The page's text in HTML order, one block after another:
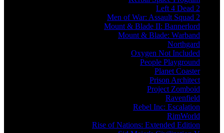
Left 4 Dead 2
Men of War: Assault Squad 2
Mount & Blade II: Bannerlord
Mount & Blade: Warband
Northgard
Oxygen Not Included
People Playground
Planet Coaster
Prison Architect
Project Zomboid
Ravenfield
Rebel Inc: Escalation
RimWorld
Rise of Nations: Extended Edition